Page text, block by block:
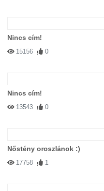
Nincs cím!
15156 0
Nincs cím!
13543 0
Nőstény oroszlánok :)
17758 1